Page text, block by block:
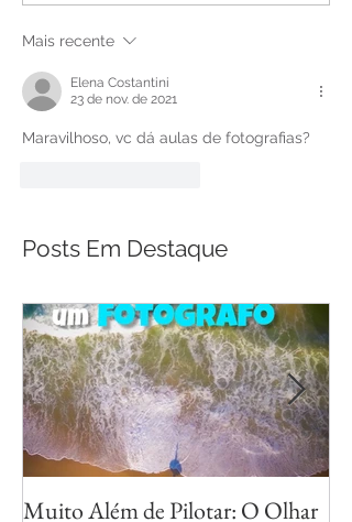
Mais recente
Elena Costantini
23 de nov. de 2021
Maravilhoso, vc dá aulas de fotografias?
Posts Em Destaque
Muito Além de Pilotar: O Olhar